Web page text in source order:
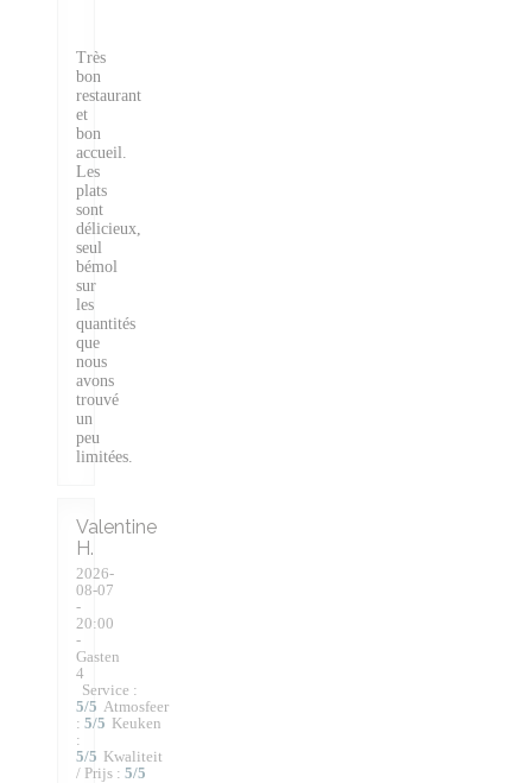
Très
bon
restaurant
et
bon
accueil.
Les
plats
sont
délicieux,
seul
bémol
sur
les
quantités
que
nous
avons
trouvé
un
peu
limitées.
Valentine
H
2026-
08-07
-
20:00
-
Gasten
4
Service :
5/5 Atmosfeer
: 5/5 Keuken
:
5/5 Kwaliteit
/ Prijs : 5/5